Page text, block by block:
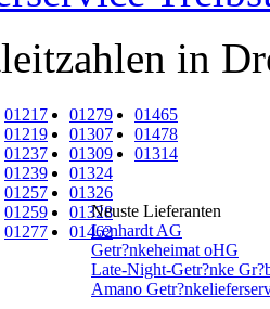
in
01217
01219
01237
01239
01257
01259
01277
01279
01307
01309
01324
01326
01328
01462
01465
01478
01314
Neuste Lieferanten
Lenhardt AG
Getr?nkeheimat oHG
Late-Night-Getr?nke
Amano